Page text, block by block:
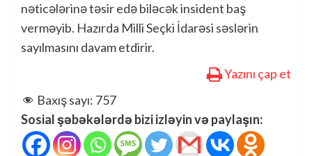
nəticələrinə təsir edə biləcək insident baş
verməyib. Hazırda Milli Seçki İdarəsi səslərin
sayılmasını davam etdirir.
Yazını çap et
Baxış sayı: 757
Sosial şəbəkələrdə bizi izləyin və paylaşın: